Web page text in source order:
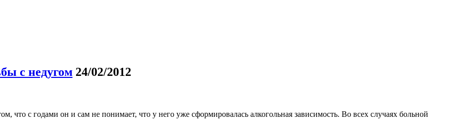
с недугом 24/02/2012
что c годами он и сам не понимает, что у него уже сформировалась алкогольная зависимость. Во всех случаях больной